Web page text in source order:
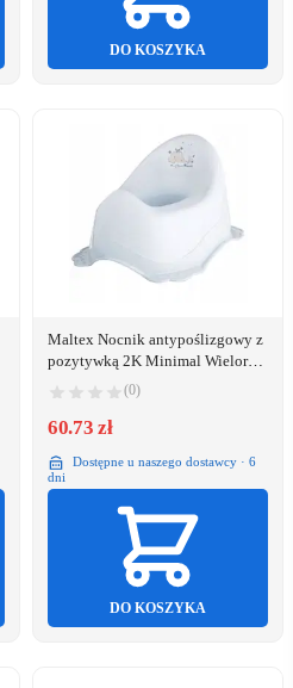
DO KOSZYKA
Maltex Nocnik antypoślizgowy z
pozytywką 2K Minimal Wieloryb
satynowy błękit
(0)
60.73 zł
Dostępne u naszego dostawcy · 6
dni
DO KOSZYKA